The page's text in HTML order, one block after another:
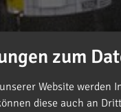
zum
Website werden
diese auch an